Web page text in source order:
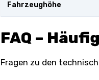
Fahrzeughöhe
FAQ –
Fragen zu den